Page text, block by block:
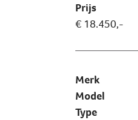
Prijs
€ 18.450,-
Merk
Model
Type